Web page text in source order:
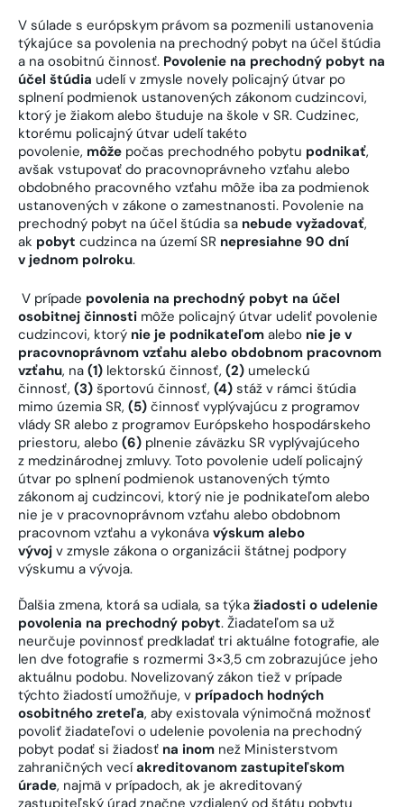
V súlade s európskym právom sa pozmenili ustanovenia
týkajúce sa povolenia na prechodný pobyt na účel štúdia
a na osobitnú činnosť. Povolenie na prechodný pobyt na
účel štúdia udelí v zmysle novely policajný útvar po
splnení podmienok ustanovených zákonom cudzincovi,
ktorý je žiakom alebo študuje na škole v SR. Cudzinec,
ktorému policajný útvar udelí takéto
povolenie, môže počas prechodného pobytu podnikať,
avšak vstupovať do pracovnoprávneho vzťahu alebo
obdobného pracovného vzťahu môže iba za podmienok
ustanovených v zákone o zamestnanosti. Povolenie na
prechodný pobyt na účel štúdia sa nebude vyžadovať,
ak pobyt cudzinca na území SR nepresiahne 90 dní
v jednom polroku.
V prípade povolenia na prechodný pobyt na účel
osobitnej činnosti môže policajný útvar udeliť povolenie
cudzincovi, ktorý nie je podnikateľom alebo nie je v
pracovnoprávnom vzťahu alebo obdobnom pracovnom
vzťahu, na (1) lektorskú činnosť, (2) umeleckú
činnosť, (3) športovú činnosť, (4) stáž v rámci štúdia
mimo územia SR, (5) činnosť vyplývajúcu z programov
vlády SR alebo z programov Európskeho hospodárskeho
priestoru, alebo (6) plnenie záväzku SR vyplývajúceho
z medzinárodnej zmluvy. Toto povolenie udelí policajný
útvar po splnení podmienok ustanovených týmto
zákonom aj cudzincovi, ktorý nie je podnikateľom alebo
nie je v pracovnoprávnom vzťahu alebo obdobnom
pracovnom vzťahu a vykonáva výskum alebo
vývoj v zmysle zákona o organizácii štátnej podpory
výskumu a vývoja.
Ďalšia zmena, ktorá sa udiala, sa týka žiadosti o udelenie
povolenia na prechodný pobyt. Žiadateľom sa už
neurčuje povinnosť predkladať tri aktuálne fotografie, ale
len dve fotografie s rozmermi 3×3,5 cm zobrazujúce jeho
aktuálnu podobu. Novelizovaný zákon tiež v prípade
týchto žiadostí umožňuje, v prípadoch hodných
osobitného zreteľa, aby existovala výnimočná možnosť
povoliť žiadateľovi o udelenie povolenia na prechodný
pobyt podať si žiadosť na inom než Ministerstvom
zahraničných vecíakreditovanom zastupiteľskom
úrade, najmä v prípadoch, ak je akreditovaný
zastupiteľský úrad značne vzdialený od štátu pobytu